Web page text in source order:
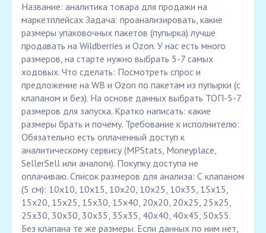
Название: аналитика товара для продажи на
маркетплейсах Задача: проанализировать, какие
размеры упаковочных пакетов (пупырка) лучше
продавать на Wildberries и Ozon. У нас есть много
размеров, на старте нужно выбрать 5-7 самых
ходовых. Что сделать: Посмотреть спрос и
предложение на WB и Ozon по пакетам из пупырки (с
клапаном и без). На основе данных выбрать ТОП-5-7
размеров для запуска. Кратко написать: какие
размеры брать и почему. Требование к исполнителю:
Обязательно есть оплаченный доступ к
аналитическому сервису (MPStats, Moneyplace,
SellerSell или аналоги). Покупку доступа не
оплачиваю. Список размеров для анализа: С клапаном
(5 см): 10x10, 10x15, 10x20, 10x25, 10x35, 15x15,
15x20, 15x25, 15x30, 15x40, 20x20, 20x25, 25x25,
25x30, 30x30, 30x35, 35x35, 40x40, 40x45, 50x55.
Без клапана те же размеры. Если данных по ним нет,